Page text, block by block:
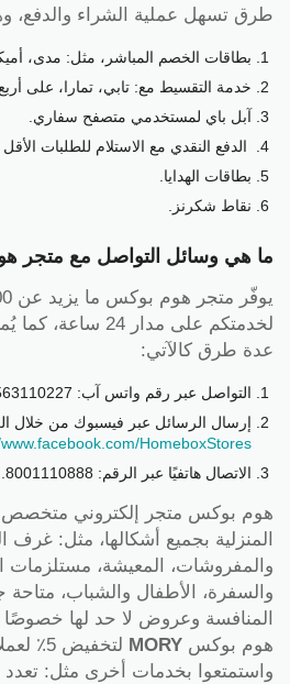
طرق تسهل عملية الشراء والدفع،
بطاقات الخصم المباشر، مثل: مدى،
خدمة التقسيط مع: تابي، تمارا، على
آبل باي لمستخدمي متصفح سفاري.
الدفع النقدي مع الاستلام للطلبات الأقل من 2000 ريال
بطاقات الهدايا.
نقاط شكرنز.
ما هي وسائل التواصل مع متجر
لخدمتكم على مدار
عدة طرق كالآتي:
التواصل عبر رقم واتس آب: 0563110227.
إرسال الرسائل عبر فيسبوك من خلال
HomeboxStores
الاتصال هاتفيًا عبر الرقم: 8001110888.
هوم بوكس متجر إلكتروني متخصص
المنزلية بجميع أشكالها، مثل: غرف
والمفروشات، المعيشة، مستلزمات
والسفرة، الأطفال والشباب، متاحة
المنافسة وعروض لا حد لها
هوم بوكس MORY
واستمتعوا بخدمات أخرى مثل: